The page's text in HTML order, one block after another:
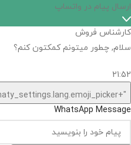
اگر
نیست,
شاید
بتونیم
تهیه